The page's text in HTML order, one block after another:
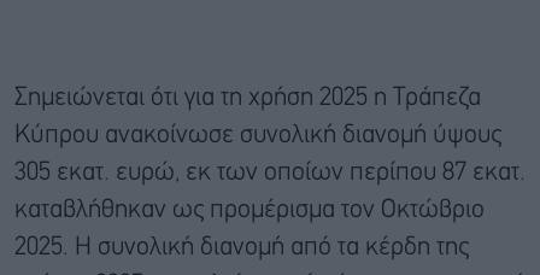
Σημειώνεται ότι για τη χρήση 2025 η Τράπεζα
Κύπρου ανακοίνωσε συνολική διανομή ύψους
305 εκατ. ευρώ, εκ των οποίων περίπου 87 εκατ.
καταβλήθηκαν ως προμέρισμα τον Οκτώβριο
2025. Η συνολική διανομή από τα κέρδη της